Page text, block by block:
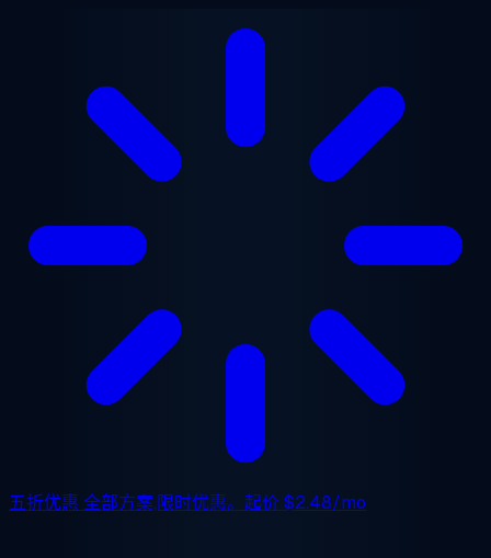
五折优惠 全部方案,限时优惠。起价$2.48/mo